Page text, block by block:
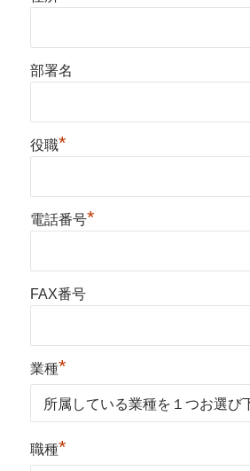
部署名
役職*
電話番号*
FAX番号
業種*
職種*